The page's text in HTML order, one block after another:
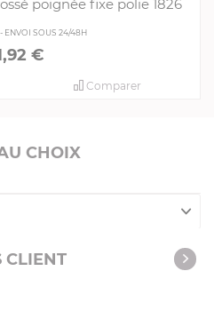
poignée fixe polie 1826
- ENVOI SOUS 24/48H
€
Comparer
CHOIX
CLIENT